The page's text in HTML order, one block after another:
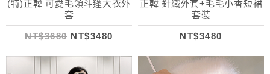
(特)正韓 可愛毛領斗篷大衣外
套
NT$3680NT$3480
正韓 針織外套+毛毛小香短裙
套裝
NT$3480